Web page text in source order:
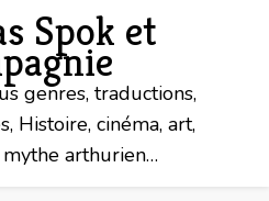
Spok et
genres, traductions,
Histoire, cinéma, art,
arthurien…